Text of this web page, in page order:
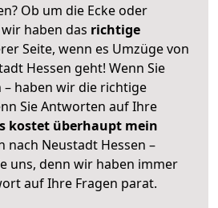
Ob um die Ecke oder
haben das richtige
Seite, wenn es Umzüge von
Hessen geht! Wenn Sie
haben wir die richtige
Sie Antworten auf Ihre
kostet überhaupt mein
nach Neustadt Hessen –
uns, denn wir haben immer
auf Ihre Fragen parat.